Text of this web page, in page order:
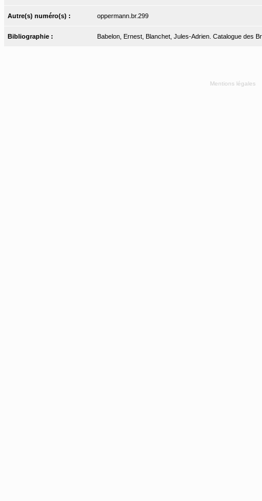
Autre(s) numéro(s) : oppermann.br.299
Bibliographie : Babelon, Ernest, Blanchet, Jules-Adrien. Catalogue des
Mentions légales